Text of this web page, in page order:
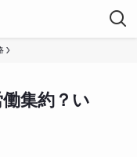
集約？い